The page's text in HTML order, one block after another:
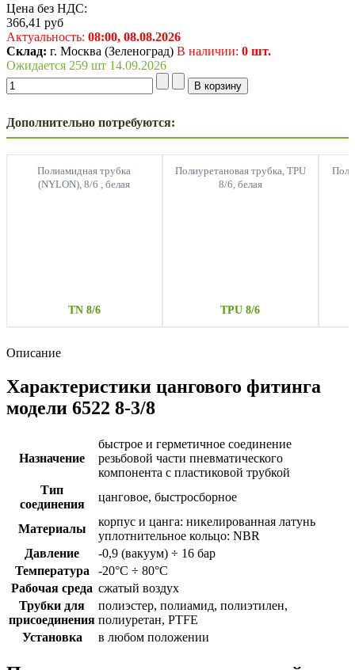
Цена без НДС:
366,41 руб
Актуальность: 08:00, 08.08.2026
Склад: г. Москва (Зеленоград) В наличии: 0 шт.
Ожидается 259 шт 14.09.2026
Дополнительно потребуются:
Полиамидная трубка
(NYLON), 8/6 , белая
TN 8/6
Полиуретановая трубка, TPU
8/6, белая
TPU 8/6
Описание
Характеристики цангового фитинга
модели 6522 8-3/8
Назначение
быстрое и герметичное соединение
резьбовой части пневматического
компонента с пластиковой трубкой
Тип
соединения
цанговое, быстросборное
Материалы
корпус и цанга: никелированная латунь
уплотнительное кольцо: NBR
Давление
-0,9 (вакуум) ÷ 16 бар
Температура
-20°C ÷ 80°C
Рабочая среда сжатый воздух
Трубки для
присоединения
полиэстер, полиамид, полиэтилен,
полиуретан, PTFE
Установка
в любом положении